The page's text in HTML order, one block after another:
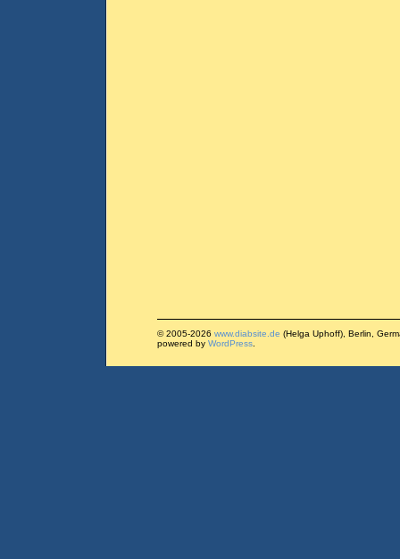
© 2005-2026 www.diabsite.de (Helga Uphoff), Berlin,
powered by WordPress.